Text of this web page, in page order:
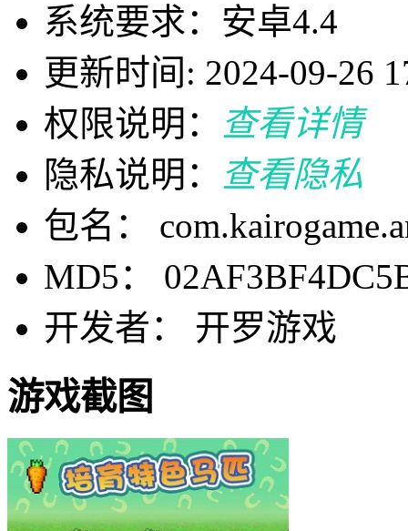
系统要求：安卓4.4
更新时间: 2024-09-26
权限说明：
查看详情
隐私说明：
查看隐私
包名：
MD5：
开发者： 开罗游戏
游戏截图